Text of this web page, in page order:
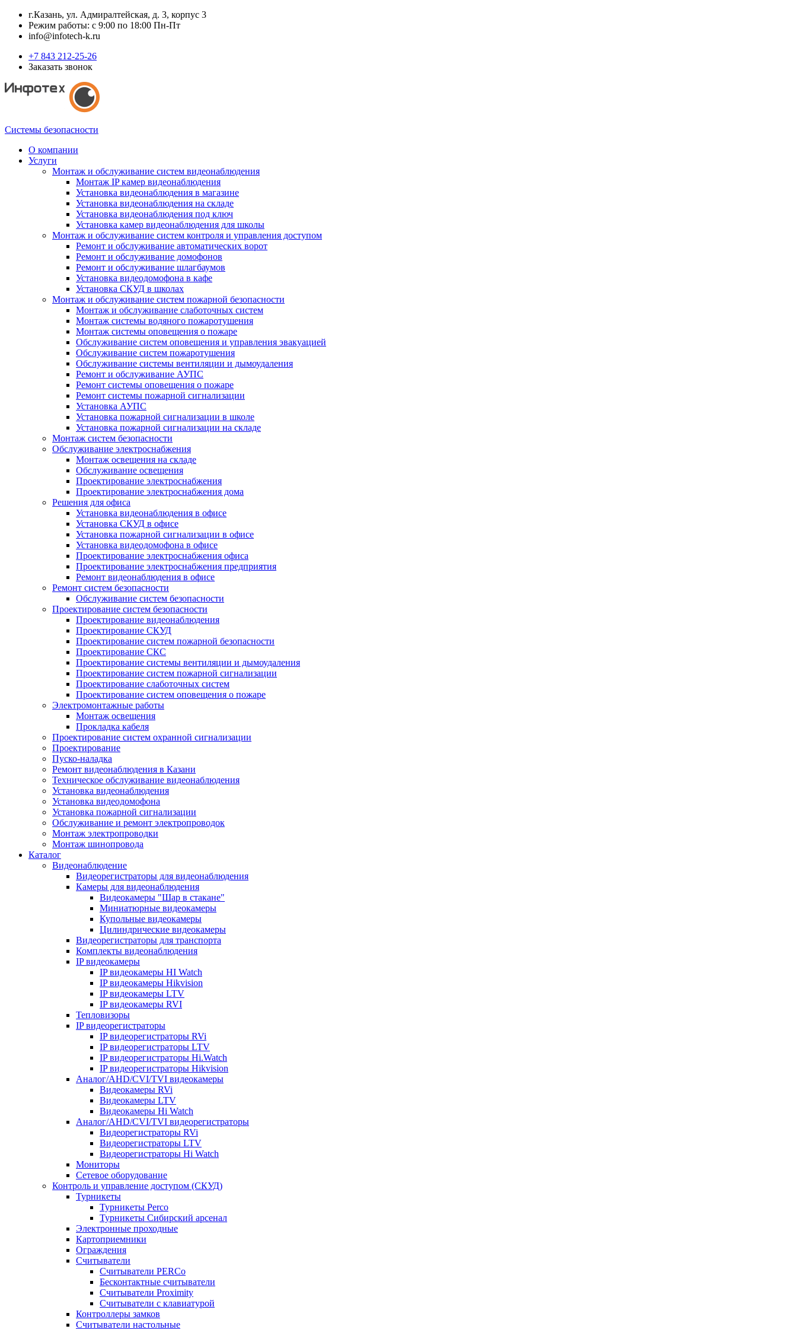
г.Казань, ул. Адмиралтейская, д. 3, корпус 3
Режим работы: с 9:00 по 18:00 Пн-Пт
info@infotech-k.ru
+7 843 212-25-26
Заказать звонок
Системы безопасности
О компании
Услуги
Монтаж и обслуживание систем видеонаблюдения
Монтаж IP камер видеонаблюдения
Установка видеонаблюдения в магазине
Установка видеонаблюдения на складе
Установка видеонаблюдения под ключ
Установка камер видеонаблюдения для школы
Монтаж и обслуживание систем контроля и управления доступом
Ремонт и обслуживание автоматических ворот
Ремонт и обслуживание домофонов
Ремонт и обслуживание шлагбаумов
Установка видеодомофона в кафе
Установка СКУД в школах
Монтаж и обслуживание систем пожарной безопасности
Монтаж и обслуживание слаботочных систем
Монтаж системы водяного пожаротушения
Монтаж системы оповещения о пожаре
Обслуживание систем оповещения и управления эвакуацией
Обслуживание систем пожаротушения
Обслуживание системы вентиляции и дымоудаления
Ремонт и обслуживание АУПС
Ремонт системы оповещения о пожаре
Ремонт системы пожарной сигнализации
Установка АУПС
Установка пожарной сигнализации в школе
Установка пожарной сигнализации на складе
Монтаж систем безопасности
Обслуживание электроснабжения
Монтаж освещения на складе
Обслуживание освещения
Проектирование электроснабжения
Проектирование электроснабжения дома
Решения для офиса
Установка видеонаблюдения в офисе
Установка СКУД в офисе
Установка пожарной сигнализации в офисе
Установка видеодомофона в офисе
Проектирование электроснабжения офиса
Проектирование электроснабжения предприятия
Ремонт видеонаблюдения в офисе
Ремонт систем безопасности
Обслуживание систем безопасности
Проектирование систем безопасности
Проектирование видеонаблюдения
Проектирование СКУД
Проектирование систем пожарной безопасности
Проектирование СКС
Проектирование системы вентиляции и дымоудаления
Проектирование систем пожарной сигнализации
Проектирование слаботочных систем
Проектирование систем оповещения о пожаре
Электромонтажные работы
Монтаж освещения
Прокладка кабеля
Проектирование систем охранной сигнализации
Проектирование
Пуско-наладка
Ремонт видеонаблюдения в Казани
Техническое обслуживание видеонаблюдения
Установка видеонаблюдения
Установка видеодомофона
Установка пожарной сигнализации
Обслуживание и ремонт электропроводок
Монтаж электропроводки
Монтаж шинопровода
Каталог
Видеонаблюдение
Видеорегистраторы для видеонаблюдения
Камеры для видеонаблюдения
Видеокамеры "Шар в стакане"
Миниатюрные видеокамеры
Купольные видеокамеры
Цилиндрические видеокамеры
Видеорегистраторы для транспорта
Комплекты видеонаблюдения
IP видеокамеры
IP видеокамеры HI Watch
IP видеокамеры Hikvision
IP видеокамеры LTV
IP видеокамеры RVI
Тепловизоры
IP видеорегистраторы
IP видеорегистраторы RVi
IP видеорегистраторы LTV
IP видеорегистраторы Hi.Watch
IP видеорегистраторы Hikvision
Аналог/AHD/CVI/TVI видеокамеры
Видеокамеры RVi
Видеокамеры LTV
Видеокамеры Hi Watch
Аналог/AHD/CVI/TVI видеорегистраторы
Видеорегистраторы RVi
Видеорегистраторы LTV
Видеорегистраторы Hi Watch
Мониторы
Сетевое оборудование
Контроль и управление доступом (СКУД)
Турникеты
Турникеты Perco
Турникеты Сибирский арсенал
Электронные проходные
Картоприемники
Ограждения
Считыватели
Считыватели PERCo
Бесконтактные считыватели
Считыватели Proximity
Считыватели с клавиатурой
Контроллеры замков
Считыватели настольные